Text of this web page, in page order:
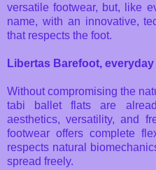
versatile footwear, but, like
name, with an innovative,
that respects the foot.
Libertas Barefoot,
Without compromising the
tabi ballet flats are
aesthetics, versatility, and
footwear offers complete
respects natural
spread freely.